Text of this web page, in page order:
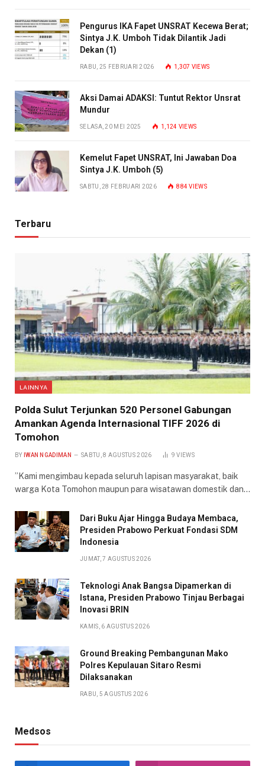
Pengurus IKA Fapet UNSRAT Kecewa Berat;
Sintya J.K. Umboh Tidak Dilantik Jadi
Dekan (1)
RABU, 25 FEBRUARI 2026 1,307 VIEWS
Aksi Damai ADAKSI: Tuntut Rektor Unsrat
Mundur
SELASA, 20 MEI 2025 1,124 VIEWS
Kemelut Fapet UNSRAT, Ini Jawaban Doa
Sintya J.K. Umboh (5)
SABTU, 28 FEBRUARI 2026 884VIEWS
Terbaru
LAINNYA
​Polda Sulut Terjunkan 520 Personel Gabungan
Amankan Agenda Internasional TIFF 2026 di
Tomohon
BY IWAN NGADIMAN SABTU, 8 AGUSTUS 2026 9VIEWS
​”Kami mengimbau kepada seluruh lapisan masyarakat, baik
warga Kota Tomohon maupun para wisatawan domestik dan…
Dari Buku Ajar Hingga Budaya Membaca,
Presiden Prabowo Perkuat Fondasi SDM
Indonesia
JUMAT, 7 AGUSTUS 2026
Teknologi Anak Bangsa Dipamerkan di
Istana, Presiden Prabowo Tinjau Berbagai
Inovasi BRIN
KAMIS, 6 AGUSTUS 2026
Ground Breaking Pembangunan Mako
Polres Kepulauan Sitaro Resmi
Dilaksanakan
RABU, 5 AGUSTUS 2026
Medsos